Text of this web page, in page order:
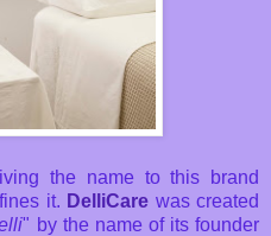
the name to this brand
it. DelliCare was created
" by the name of its founder